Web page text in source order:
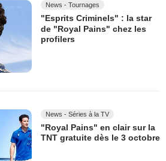
News - Tournages
"Esprits Criminels" : la star
de "Royal Pains" chez les
profilers
News - Séries à la TV
"Royal Pains" en clair sur la
TNT gratuite dès le 3 octobre